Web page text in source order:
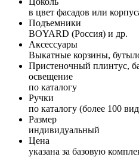
в цвет фасадов или
Подъемники
BOYARD (Россия) и др.
Аксессуары
Выкатные корзины,
Пристеночный плинтус,
освещение
по каталогу
Ручки
по каталогу (более 100
Размер
индивидуальный
Цена
указана за базовую